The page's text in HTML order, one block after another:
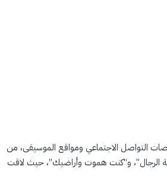
التواصل الاجتماعي ومواقع الموسيقى، من
الرجال”، و“كنت هموت وأراضيك”، حيث لاقت